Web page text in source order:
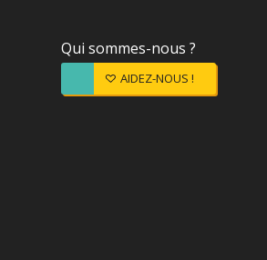
Qui sommes-nous ?
AIDEZ-NOUS !